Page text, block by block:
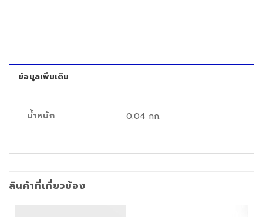
ข้อมูลเพิ่มเติม
น้ำหนัก 0.04 กก.
สินค้าที่เกี่ยวข้อง